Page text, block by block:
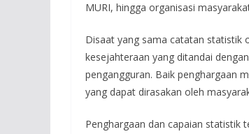
MURI, hingga organisasi
Disaat yang sama catatan statistik
kesejahteraan yang ditandai
pengangguran. Baik penghargaan
yang dapat dirasakan oleh
Penghargaan dan capaian statistik